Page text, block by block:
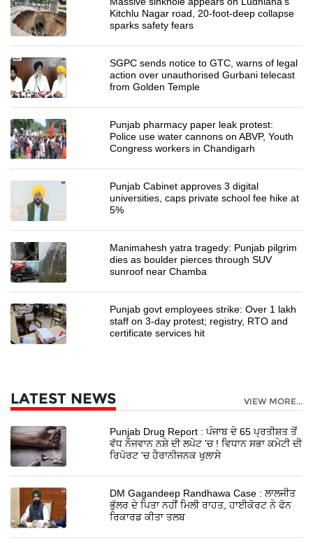
Kitchlu Nagar road, 20-foot-deep collapse
sparks safety fears
SGPC sends notice to GTC, warns of legal
action over unauthorised Gurbani telecast
from Golden Temple
Punjab pharmacy paper leak protest:
Police use water cannons on ABVP, Youth
Congress workers in Chandigarh
Punjab Cabinet approves 3 digital
universities, caps private school fee hike at
5%
Manimahesh yatra tragedy: Punjab pilgrim
dies as boulder pierces through SUV
sunroof near Chamba
Punjab govt employees strike: Over 1 lakh
staff on 3-day protest; registry, RTO and
certificate services hit
LATEST NEWS VIEW MORE...
Punjab Drug Report : ਪੰਜਾਬ ਦੇ 65 ਪ੍ਰਤੀਸ਼ਤ ਤੋਂ
ਵੱਧ ਨੌਜਵਾਨ ਨਸ਼ੇ ਦੀ ਲਪੇਟ 'ਚ ! ਵਿਧਾਨ ਸਭਾ ਕਮੇਟੀ ਦੀ
ਰਿਪੋਰਟ 'ਚ ਹੈਰਾਨੀਜਨਕ ਖੁਲਾਸੇ
DM Gagandeep Randhawa Case : ਲਾਲਜੀਤ
ਭੁੱਲਰ ਦੇ ਪਿਤਾ ਨਹੀਂ ਮਿਲੀ ਰਾਹਤ, ਹਾਈਕੋਰਟ ਨੇ ਫੋਨ
ਰਿਕਾਰਡ ਕੀਤਾ ਤਲਬ